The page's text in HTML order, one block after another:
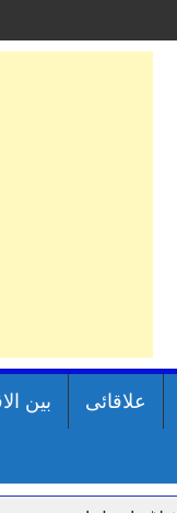
علاقائی بین